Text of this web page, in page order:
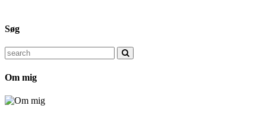
Søg
Search
for:
Om mig